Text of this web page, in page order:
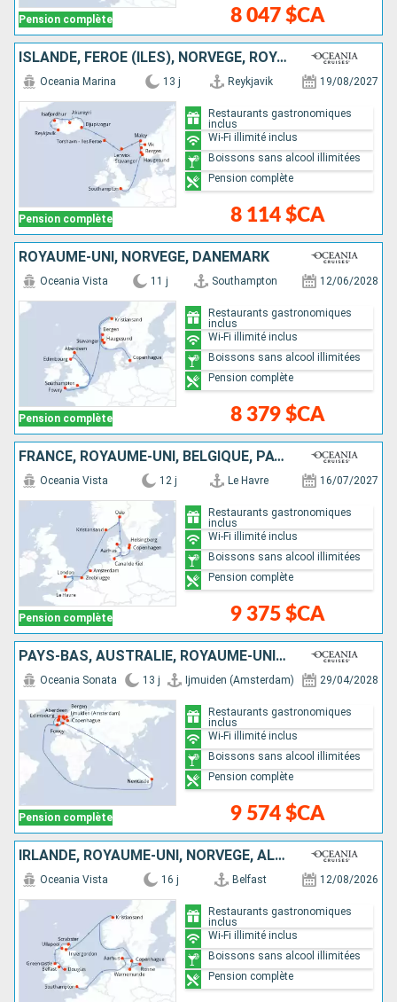
Pension complète 8 047 $CA
ISLANDE, FÉROÉ (ÎLES), NORVÈGE, ROYAUME-UNI
Pension complète
Oceania Marina 13 j Reykjavik 19/08/2027
8 114 $CA
Restaurants gastronomiques
inclus
Wi-Fi illimité inclus
Boissons sans alcool illimitées
Pension complète
ROYAUME-UNI, NORVÈGE, DANEMARK
Pension complète
Oceania Vista 11 j Southampton 12/06/2028
8 379 $CA
Restaurants gastronomiques
inclus
Wi-Fi illimité inclus
Boissons sans alcool illimitées
Pension complète
FRANCE, ROYAUME-UNI, BELGIQUE, PAYS-BAS, NORVÈGE, DANEMARK, ALLEMAGNE, SUÈDE
Pension complète
Oceania Vista 12 j Le Havre 16/07/2027
9 375 $CA
Restaurants gastronomiques
inclus
Wi-Fi illimité inclus
Boissons sans alcool illimitées
Pension complète
PAYS-BAS, AUSTRALIE, ROYAUME-UNI, NORVÈGE, DANEMARK
Pension complète
Oceania Sonata 13 j Ijmuiden (Amsterdam) 29/04/2028
9 574 $CA
Restaurants gastronomiques
inclus
Wi-Fi illimité inclus
Boissons sans alcool illimitées
Pension complète
IRLANDE, ROYAUME-UNI, NORVÈGE, ALLEMAGNE, DANEMARK
Oceania Vista 16 j Belfast 12/08/2026
Restaurants gastronomiques
inclus
Wi-Fi illimité inclus
Boissons sans alcool illimitées
Pension complète